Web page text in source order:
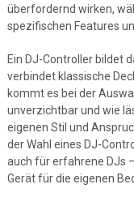
überfordernd wirken,
spezifischen Features
Ein DJ-Controller bildet
verbindet klassische
kommt es bei der
unverzichtbar und wie
eigenen Stil und
der Wahl eines DJ-
auch für erfahrene DJs
Gerät für die eigenen